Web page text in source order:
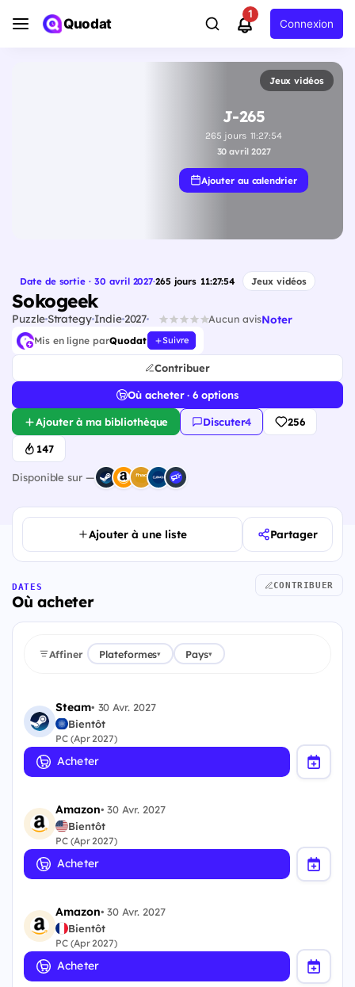
Quodat
1
Connexion
Jeux vidéos
J-265
265 jours 11:27:53
30 avril 2027
Ajouter au calendrier
Date de sortie · 30 avril 2027·265 jours 11:27:53 Jeux vidéos
Sokogeek
PuzzleStrategy Indie2027 Aucun avisNoter
Mis en ligne parQuodat Suivre
Contribuer
Où acheter · 6 options
Ajouter à ma bibliothèque Discuter·4 256
147
Disponible sur —
Ajouter à une liste Partager
DATES
Où acheter
CONTRIBUER
Affiner Plateformes▾ Pays▾
Steam• 30 Avr. 2027
Bientôt
PC (Apr 2027)
Acheter
Amazon•30 Avr. 2027
Bientôt
PC (Apr 2027)
Acheter
Amazon•30 Avr. 2027
Bientôt
PC (Apr 2027)
Acheter